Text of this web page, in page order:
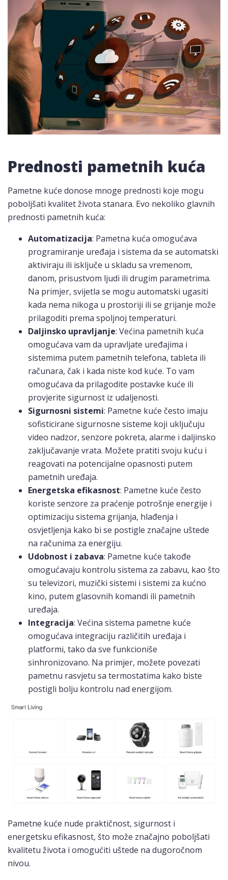
Prednosti pametnih kuća
Pametne kuće donose mnoge prednosti koje mogu
poboljšati kvalitet života stanara. Evo nekoliko glavnih
prednosti pametnih kuća:
Automatizacija: Pametna kuća omogućava
programiranje uređaja i sistema da se automatski
aktiviraju ili isključe u skladu sa vremenom,
danom, prisustvom ljudi ili drugim parametrima.
Na primjer, svijetla se mogu automatski ugasiti
kada nema nikoga u prostoriji ili se grijanje može
prilagoditi prema spoljnoj temperaturi.
Daljinsko upravljanje: Većina pametnih kuća
omogućava vam da upravljate uređajima i
sistemima putem pametnih telefona, tableta ili
računara, čak i kada niste kod kuće. To vam
omogućava da prilagodite postavke kuće ili
provjerite sigurnost iz udaljenosti.
Sigurnosni sistemi: Pametne kuće često imaju
sofisticirane sigurnosne sisteme koji uključuju
video nadzor, senzore pokreta, alarme i daljinsko
zaključavanje vrata. Možete pratiti svoju kuću i
reagovati na potencijalne opasnosti putem
pametnih uređaja.
Energetska efikasnost: Pametne kuće često
koriste senzore za praćenje potrošnje energije i
optimizaciju sistema grijanja, hlađenja i
osvjetljenja kako bi se postigle značajne uštede
na računima za energiju.
Udobnost i zabava: Pametne kuće takođe
omogućavaju kontrolu sistema za zabavu, kao što
su televizori, muzički sistemi i sistemi za kućno
kino, putem glasovnih komandi ili pametnih
uređaja.
Integracija: Većina sistema pametne kuće
omogućava integraciju različitih uređaja i
platformi, tako da sve funkcioniše
sinhronizovano. Na primjer, možete povezati
pametnu rasvjetu sa termostatima kako biste
postigli bolju kontrolu nad energijom.
Pametne kuće nude praktičnost, sigurnost i
energetsku efikasnost, što može značajno poboljšati
kvalitetu života i omogućiti uštede na dugoročnom
nivou.